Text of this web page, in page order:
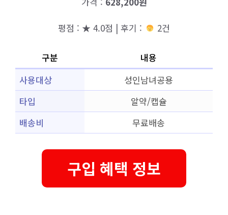
평점 : ★ 4.0점 | 후기 : 2건
구분
내용
사용대상
성인남녀공용
타입
알약/캡슐
배송비
무료배송
구입 혜택 정보